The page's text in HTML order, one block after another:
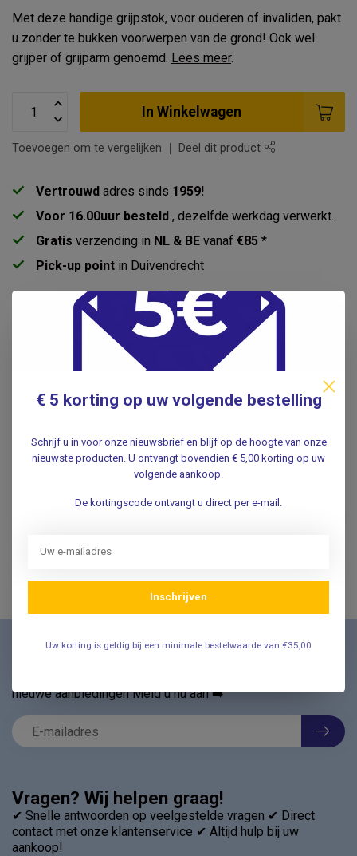
Met deze handige grijpstok, voor ouderen of invaliden, pakt
u zonder te bukken voorwerpen van de grond! Ook wel
grijper of grijparm genoemd. Lees meer.
In Winkelwagen
Toevoegen om te vergelijken Deel dit product
Vertrouwd adres sinds 1959!
Voor 16.00uur besteld , dezelfde werkdag verwerkt.
Gratis verzending in NL & BE vanaf €85 *
Pick-up point in Duivendrecht
Productomschrijving
Specificaties
Reviews
Gerelateerde producten
Grijper / Grijpstok 70cm -
zwart/rood
Vragen? Wij helpen graag!
✔ Snelle antwoorden op veelgestelde vragen ✔ Direct
contact met onze klantenservice ✔ Altijd hulp bij uw
aankoop!
Nieuwsbrief
nieuwe aanbiedingen Meld u nu aan ➡️
€ 5 korting op uw volgende bestelling
Schrijf u in voor onze nieuwsbrief en blijf op de hoogte van onze
nieuwste producten. U ontvangt bovendien € 5,00 korting op uw
volgende aankoop.
De kortingscode ontvangt u direct per e-mail.
Inschrijven
Uw korting is geldig bij een minimale bestelwaarde van €35,00